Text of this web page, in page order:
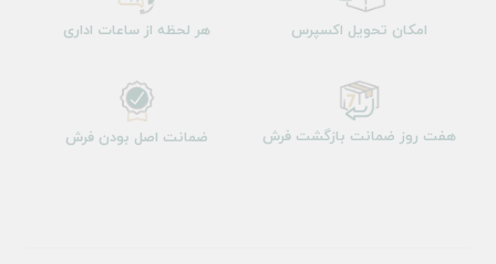
امکان تحویل اکسپرس هر لحظه از ساعات اداری
هفت روز ضمانت بازگشت فرش ضمانت اصل بودن فرش